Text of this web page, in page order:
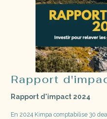
Rapport
Rapport d'impact 2024
En 2024 Kimpa comptabilise 30